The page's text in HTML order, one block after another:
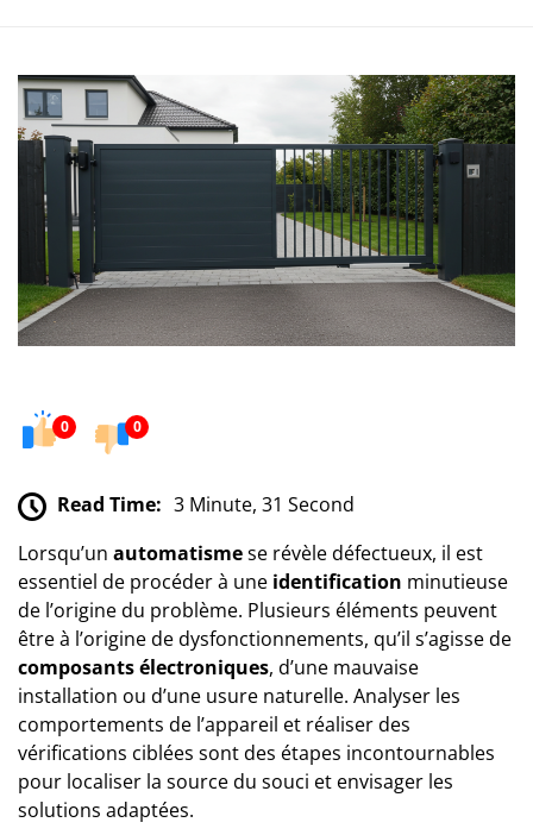
0 0
Read Time: 3 Minute, 31 Second
Lorsqu’un automatismese révèle défectueux, il est
essentiel de procéder à une identification minutieuse
de l’origine du problème. Plusieurs éléments peuvent
être à l’origine de dysfonctionnements, qu’il s’agisse de
composants électroniques, d’une mauvaise
installation ou d’une usure naturelle. Analyser les
comportements de l’appareil et réaliser des
vérifications ciblées sont des étapes incontournables
pour localiser la source du souci et envisager les
solutions adaptées.